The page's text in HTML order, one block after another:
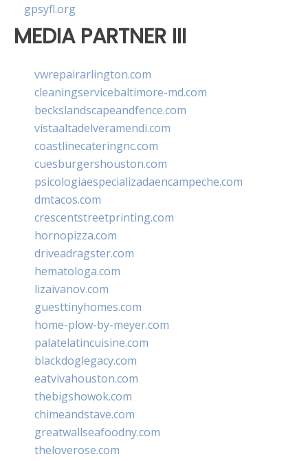
gpsyfl.org
MEDIA PARTNER III
vwrepairarlington.com
cleaningservicebaltimore-md.com
beckslandscapeandfence.com
vistaaltadelveramendi.com
coastlinecateringnc.com
cuesburgershouston.com
psicologiaespecializadaencampeche.com
dmtacos.com
crescentstreetprinting.com
hornopizza.com
driveadragster.com
hematologa.com
lizaivanov.com
guesttinyhomes.com
home-plow-by-meyer.com
palatelatincuisine.com
blackdoglegacy.com
eatvivahouston.com
thebigshowok.com
chimeandstave.com
greatwallseafoodny.com
theloverose.com